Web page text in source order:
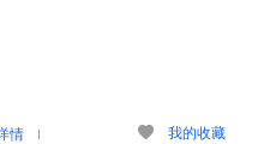
情 我的收藏